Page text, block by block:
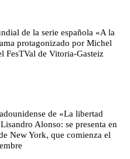
de la serie española «A la
protagonizado por Michel
FesTVal de Vitoria-Gasteiz
de «La libertad
Alonso: se presenta en
New York, que comienza el